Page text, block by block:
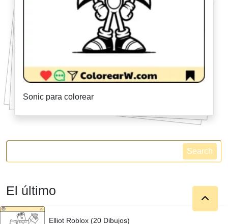
Sonic para colorear
Search
El último
Elliot Roblox (20 Dibujos)